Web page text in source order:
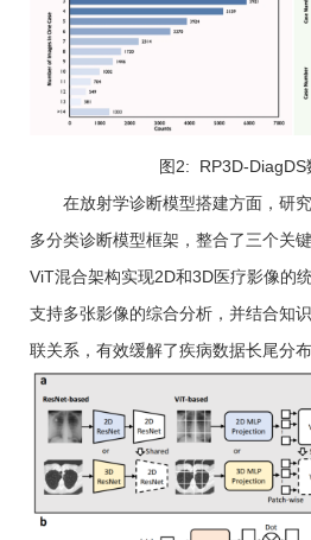
图2: RP3D-DiagDS
在放射学诊断模型搭建方面，研
多分类诊断模型框架，整合了三个关
ViT混合架构实现2D和3D医疗影像的
支持多张影像的综合分析，并结合知
联关系，有效缓解了疾病数据长尾分布